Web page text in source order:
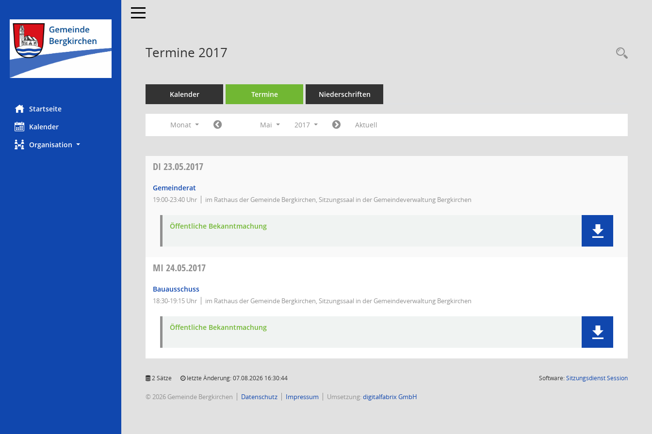
Startseite
Kalender
Organisation
Toggle navigation
Termine 2017
Kalender Termine Niederschriften
Monat Mai 2017 Aktuell
DI 23.05.2017
Gemeinderat
19:00-23:40 Uhr im Rathaus der Gemeinde Bergkirchen, Sitzungssaal in der Gemeindeverwaltung Bergkirchen
Öffentliche Bekanntmachung
MI 24.05.2017
Bauausschuss
18:30-19:15 Uhr im Rathaus der Gemeinde Bergkirchen, Sitzungssaal in der Gemeindeverwaltung Bergkirchen
Öffentliche Bekanntmachung
2 Sätze letzte Änderung: 07.08.2026 16:30:44 Software:SitzungsdienstSession(Wird in
© 2026 Gemeinde Bergkirchen Datenschutz Impressum Umsetzung:digitalfabrix GmbH